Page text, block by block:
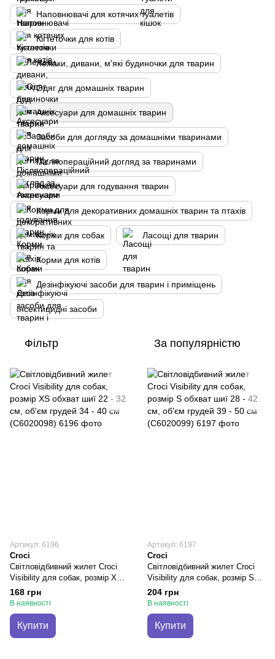
Наповнювачі для котячих туалетів
Кігтеточки для котів
Лежаки, дивани, м'які будиночки для тварин
Одяг для домашніх тварин
Аксесуари для домашніх тварин
Засоби для догляду за домашніми тваринами
Післяопераційний догляд за тваринами
Аксесуари для годування тварин
Корми для декоративних домашніх тварин та птахів
Корми для собак Ласощі для тварин
Корми для котів
Дезінфікуючі засоби для тварин і приміщень
Інсектицидні засоби
Фільтр За популярністю
Артикул: 6196
Croci
Світловідбивний жилет Croci
Visibility для собак, розмір XS
обхват шиї 22 - 32 см, об'єм
грудей 34 - 40 см (C6020098)
168 грн
В наявності
Купити
Артикул: 6197
Croci
Світловідбивний жилет Croci
Visibility для собак, розмір S
обхват шиї 28 - 42 см, об'єм
грудей 39 - 50 см (C6020099)
204 грн
В наявності
Купити